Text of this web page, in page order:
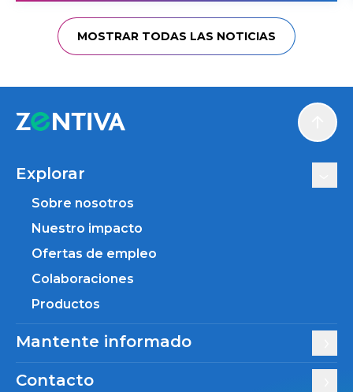
MOSTRAR TODAS LAS NOTICIAS
Explorar
Sobre nosotros
Nuestro impacto
Ofertas de empleo
Colaboraciones
Productos
Mantente informado
Contacto